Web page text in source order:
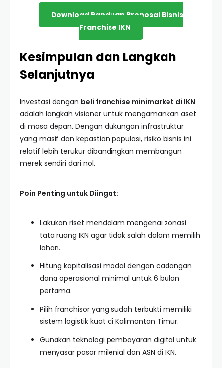
Download Panduan Proposal Bisnis
Franchise IKN
Kesimpulan dan Langkah
Selanjutnya
Investasi dengan beli franchise minimarket di IKN
adalah langkah visioner untuk mengamankan aset
di masa depan. Dengan dukungan infrastruktur
yang masif dan kepastian populasi, risiko bisnis ini
relatif lebih terukur dibandingkan membangun
merek sendiri dari nol.
Poin Penting untuk Diingat:
Lakukan riset mendalam mengenai zonasi
tata ruang IKN agar tidak salah dalam memilih
lahan.
Hitung kapitalisasi modal dengan cadangan
dana operasional minimal untuk 6 bulan
pertama.
Pilih franchisor yang sudah terbukti memiliki
sistem logistik kuat di Kalimantan Timur.
Gunakan teknologi pembayaran digital untuk
menyasar pasar milenial dan ASN di IKN.